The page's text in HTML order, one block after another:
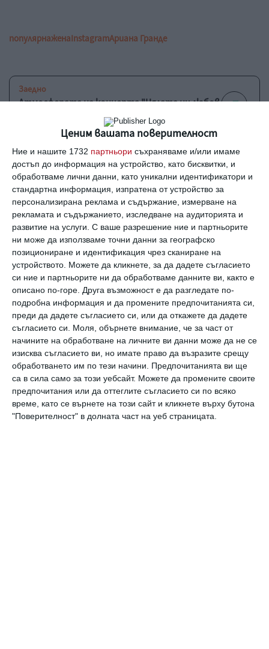
Ценим вашата поверителност
Ние и нашите 1732 партньори съхраняваме и/или имаме
достъп до информация на устройство, като бисквитки, и
обработваме лични данни, като уникални идентификатори и
стандартна информация, изпратена от устройство за
персонализирана реклама и съдържание, измерване на
рекламата и съдържанието, изследване на аудиторията и
развитие на услуги. С ваше разрешение ние и партньорите
ни може да използваме точни данни за географско
позициониране и идентификация чрез сканиране на
устройството. Можете да кликнете, за да дадете съгласието
си ние и партньорите ни да обработваме данните ви, както е
описано по-горе. Друга възможност е да разгледате по-
подробна информация и да промените предпочитанията си,
преди да дадете съгласието си, или да откажете да дадете
съгласието си.
Моля, обърнете внимание, че за част от
начините на обработване на личните ви данни може да не се
изисква съгласието ви, но имате право да възразите срещу
обработването им по тези начини. Предпочитанията ви ще
са в сила само за този уебсайт. Можете да промените своите
предпочитания или да оттеглите съгласието си по всяко
време, като се върнете на този сайт и кликнете върху бутона
"Поверителност" в долната част на уеб страницата.
популярнаженаInstagramАриана Гранде
Заедно
Атмосферата на концерта "Цялата ни любов
БНТ предава пряко благотворителния
концерт на Ариана Гранде в Манчестър
Да поговорим
Журналисти и родители коментират
терористичния атентат в Манчестър
Още отНовини
Дженифър Лопес
подготвя децата за
колеж